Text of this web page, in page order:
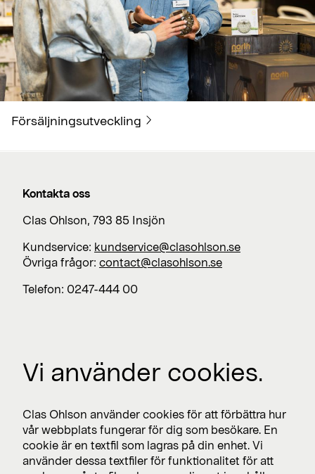
Försäljningsutveckling
Kontakta oss
Clas Ohlson, 793 85 Insjön
Kundservice: kundservice@clasohlson.se
Övriga frågor: contact@clasohlson.se
Telefon: 0247-444 00
Lediga jobb >
Nyhetsrum >
Vi använder cookies.
Clas Ohlson använder cookies för att förbättra hur
vår webbplats fungerar för dig som besökare. En
cookie är en textfil som lagras på din enhet. Vi
använder dessa textfiler för funktionalitet för att